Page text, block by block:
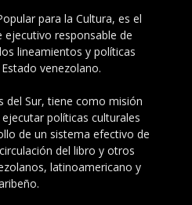
para la Cultura, es el
ejecutivo responsable de
lineamientos y políticas
venezolano.
del Sur, tiene como misión
políticas culturales
de un sistema efectivo de
del libro y otros
latinoamericano y